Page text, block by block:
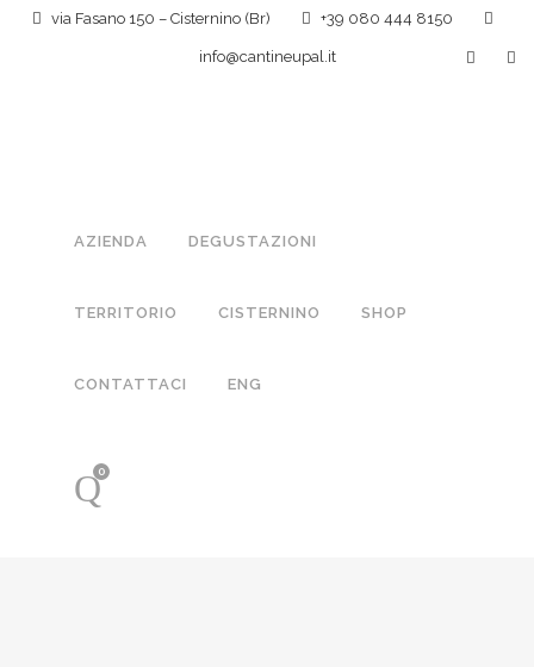
via Fasano 150 – Cisternino (Br) +39 080 444 8150
info@cantineupal.it
AZIENDA DEGUSTAZIONI
TERRITORIO CISTERNINO SHOP
CONTATTACI ENG
0